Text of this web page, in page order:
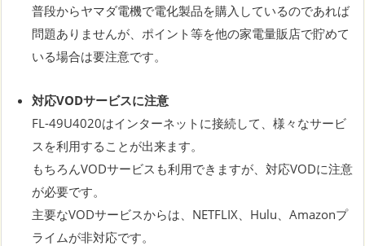
普段からヤマダ電機で電化製品を購入しているのであれば
問題ありませんが、ポイント等を他の家電量販店で貯めて
いる場合は要注意です。
対応VODサービスに注意
FL-49U4020はインターネットに接続して、様々なサービ
スを利用することが出来ます。
もちろんVODサービスも利用できますが、対応VODに注意
が必要です。
主要なVODサービスからは、NETFLIX、Hulu、Amazonプ
ライムが非対応です。